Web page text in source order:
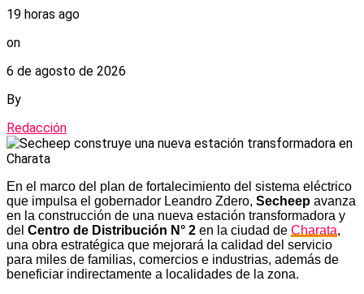
19 horas ago
on
6 de agosto de 2026
By
Redacción
En el marco del plan de fortalecimiento del sistema eléctrico
que impulsa el gobernador Leandro Zdero, Secheep avanza
en la construcción de una nueva estación transformadora y
del Centro de Distribución N° 2 en la ciudad de Charata,
una obra estratégica que mejorará la calidad del servicio
para miles de familias, comercios e industrias, además de
beneficiar indirectamente a localidades de la zona.